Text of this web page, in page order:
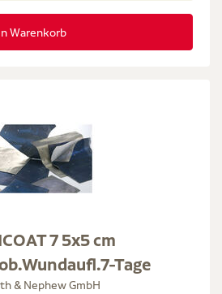
Warenkorb
7 5x5 cm
Tage
& Nephew GmbH